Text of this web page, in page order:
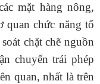
mặt hàng nông,
quan chức năng tổ
chặt chẽ nguồn
chuyển trái phép
quan, nhất là trên